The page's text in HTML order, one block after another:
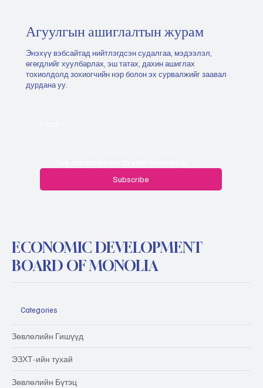
Агуулгын ашиглалтын журам
Subscribe
Энэхүү вэбсайтад нийтлэгдсэн судалгаа, мэдээлэл,
өгөгдлийг хуулбарлах, эш татах, дахин ашиглах
тохиолдолд зохиогчийн нэр болон эх сурвалжийг заавал
дурдана уу.
ECONOMIC DEVELOPMENT
BOARD OF MONOLIA
Categories
Зөвлөлийн Гишүүд
ЭЗХТ-ийн тухай
Зөвлөлийн Бүтэц